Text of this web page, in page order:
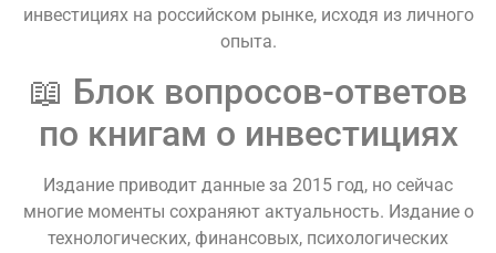
инвестициях на российском рынке, исходя из личного
опыта.
📖 Блок вопросов-ответов
по книгам о инвестициях
Издание приводит данные за 2015 год, но сейчас
многие моменты сохраняют актуальность. Издание о
технологических, финансовых, психологических